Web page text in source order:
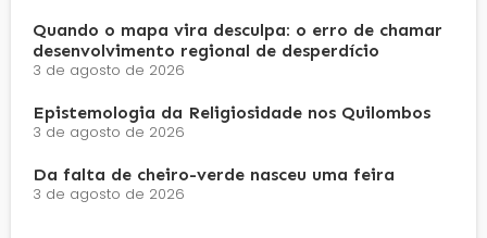
Quando o mapa vira desculpa: o erro de chamar
desenvolvimento regional de desperdício
3 de agosto de 2026
Epistemologia da Religiosidade nos Quilombos
3 de agosto de 2026
Da falta de cheiro-verde nasceu uma feira
3 de agosto de 2026